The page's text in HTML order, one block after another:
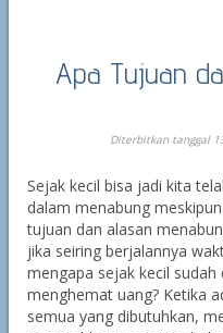
Apa Tujuan
Diterbitkan tanggal
Sejak kecil bisa jadi kita
dalam menabung
tujuan dan alasan
jika seiring berjalannya
mengapa sejak kecil
menghemat uang? Ketika
semua yang dibutuhkan,